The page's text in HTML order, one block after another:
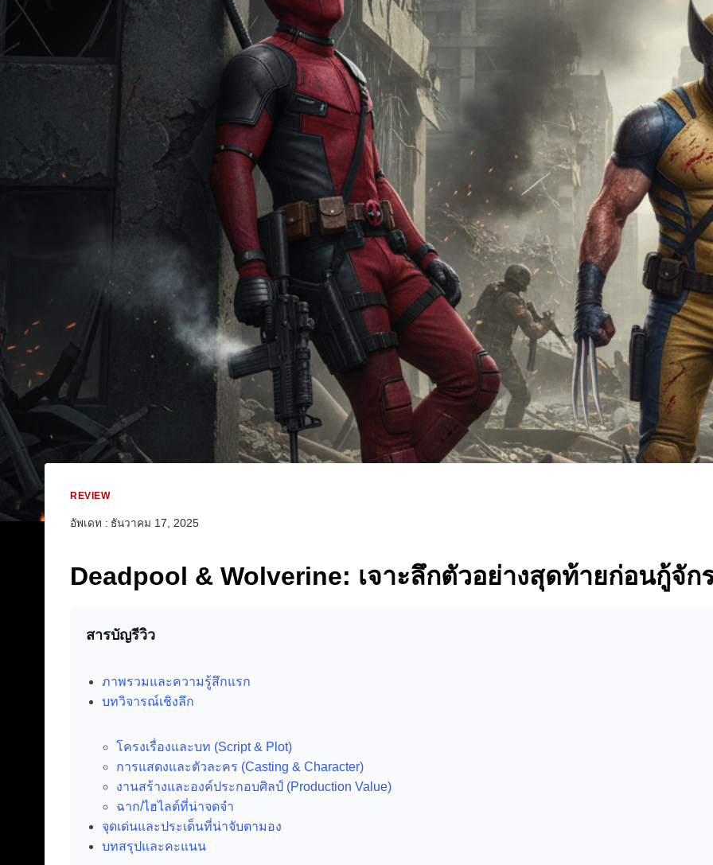
REVIEW
อัพเดท : ธันวาคม 17, 2025
Deadpool & Wolverine: เจาะลึกตัวอย่างสุดท้ายก่อนกู้จัก
สารบัญรีวิว
ภาพรวมและความรู้สึกแรก
บทวิจารณ์เชิงลึก
โครงเรื่องและบท (Script & Plot)
การแสดงและตัวละคร (Casting & Character)
งานสร้างและองค์ประกอบศิลป์ (Production Value)
ฉาก/ไฮไลต์ที่น่าจดจำ
จุดเด่นและประเด็นที่น่าจับตามอง
บทสรุปและคะแนน